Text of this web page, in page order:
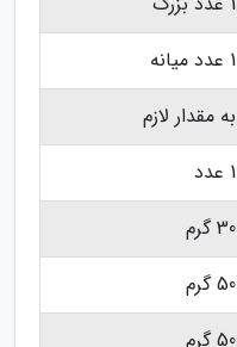
1 عدد میانه
به مقدار لازم
1 عدد
30 گرم
50 گرم
50 گرم